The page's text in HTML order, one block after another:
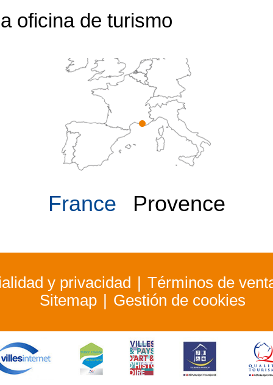
oficina de turismo
France Provence
y privacidad Términos de
Sitemap
Gestión de cookies